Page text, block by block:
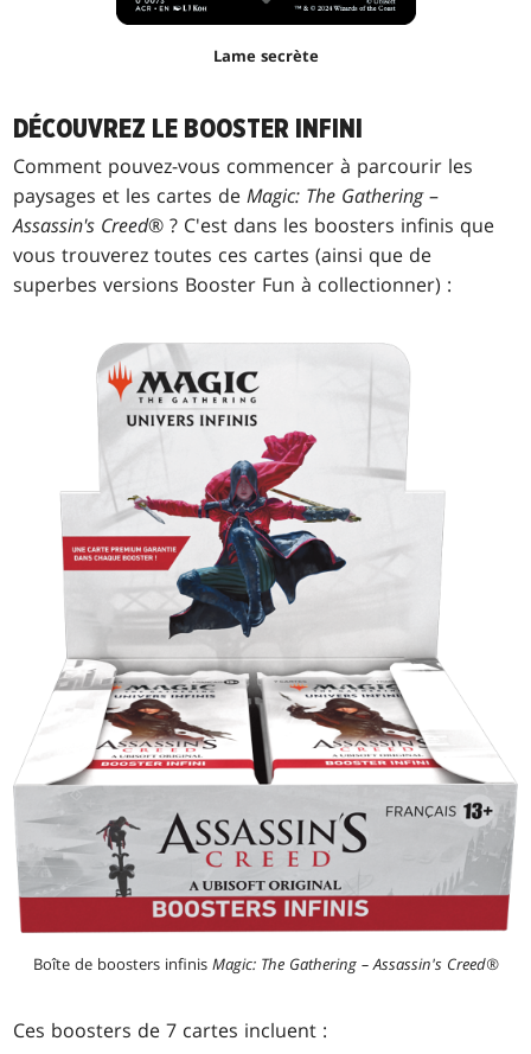
Lame secrète
DÉCOUVREZ LE BOOSTER INFINI
Comment pouvez-vous commencer à parcourir les
paysages et les cartes deMagic: The Gathering–
Assassin's Creed® ? C'est dans les boosters infinis que
vous trouverez toutes ces cartes (ainsi que de
superbes versions Booster Fun à collectionner) :
Boîte de boosters infinis Magic: The Gathering – Assassin's Creed®
Ces boosters de 7 cartes incluent :